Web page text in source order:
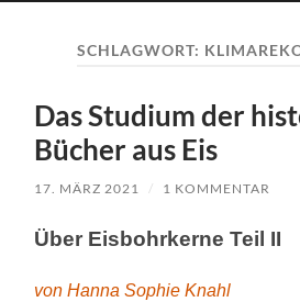
Menü
SCHLAGWORT:
Das Studium der
Bücher aus Eis
17. MÄRZ 2021 / 1 KOMMENTAR
Über Eisbohrkerne Teil II
von Hanna Sophie Knahl